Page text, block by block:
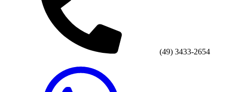
(49) 3433-2654